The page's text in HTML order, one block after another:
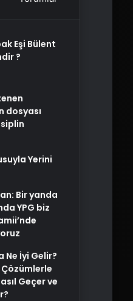
Eşi Bülent
?
dosyası
Yerini
Bir yanda
YPG biz
Ne İyi Gelir?
Çözümlerle
Geçer ve